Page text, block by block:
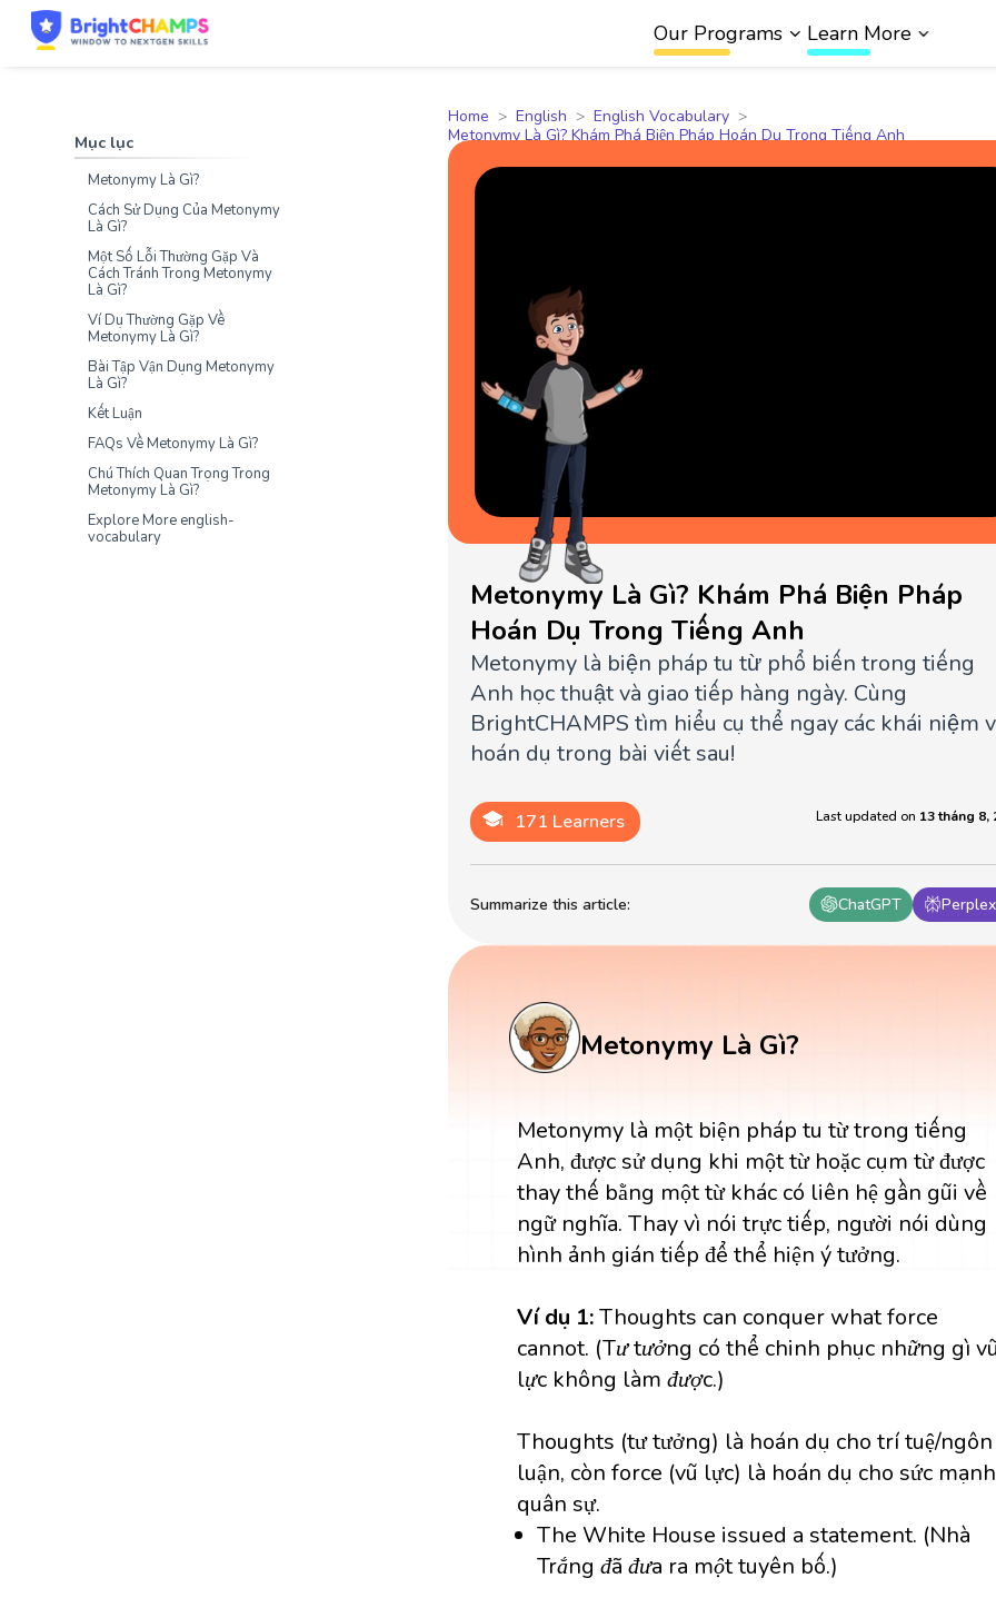
Our Programs Learn More
Mục lục
Metonymy Là Gì?
Cách Sử Dụng Của Metonymy
Là Gì?
Một Số Lỗi Thường Gặp Và
Cách Tránh Trong Metonymy
Là Gì?
Ví Dụ Thường Gặp Về
Metonymy Là Gì?
Bài Tập Vận Dụng Metonymy
Là Gì?
Kết Luận
FAQs Về Metonymy Là Gì?
Chú Thích Quan Trọng Trong
Metonymy Là Gì?
Explore More english-
vocabulary
Home English
English Vocabulary
Metonymy Là Gì? Khám Phá Biện Pháp Hoán Dụ Trong Tiếng Anh
Summarize this article: ChatGPT
171 Learners Last updated on 13 tháng 8,
Metonymy Là Gì? Khám Phá Biện Pháp
Hoán Dụ Trong Tiếng Anh
Metonymy là biện pháp tu từ phổ biến trong tiếng
Anh học thuật và giao tiếp hàng ngày. Cùng
BrightCHAMPS tìm hiểu cụ thể ngay các khái niệm
hoán dụ trong bài viết sau!
Metonymy Là Gì?
Metonymy là một biện pháp tu từ trong tiếng
Anh, được sử dụng khi một từ hoặc cụm từ được
thay thế bằng một từ khác có liên hệ gần gũi về
ngữ nghĩa. Thay vì nói trực tiếp, người nói dùng
hình ảnh gián tiếp để thể hiện ý tưởng.
Ví dụ 1:Thoughts can conquer what force
cannot. (Tư tưởng có thể chinh phục những gì
lực không làm được.)
Thoughts (tư tưởng) là hoán dụ cho trí tuệ/ngôn
luận, còn force (vũ lực) là hoán dụ cho sức mạnh
quân sự.
The White House issued a statement. (Nhà
Trắng đã đưa ra một tuyên bố.)